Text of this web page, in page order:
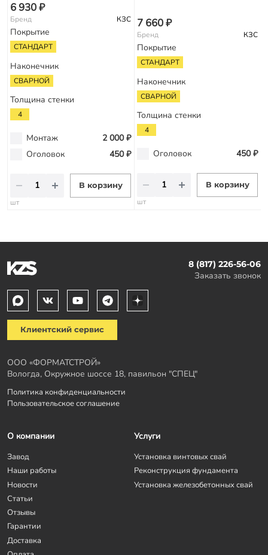
6 930 ₽
Бренд КЗС
Покрытие
СТАНДАРТ
Наконечник
СВАРНОЙ
Толщина стенки
4
Монтаж
2 000 ₽
Оголовок
450 ₽
В корзину
шт
7 660 ₽
Бренд КЗС
Покрытие
СТАНДАРТ
Наконечник
СВАРНОЙ
Толщина стенки
4
Оголовок 450 ₽
В корзину
шт
8 (817) 226-56-06
Заказать звонок
Клиентский сервис
ООО «ФОРМАТСТРОЙ»
Вологда, Окружное шоссе 18, павильон "СПЕЦ"
Политика конфиденциальности
Пользовательское соглашение
О компании
Завод
Наши работы
Новости
Статьи
Отзывы
Гарантии
Доставка
Услуги
Установка винтовых свай
Реконструкция фундамента
Установка железобетонных свай